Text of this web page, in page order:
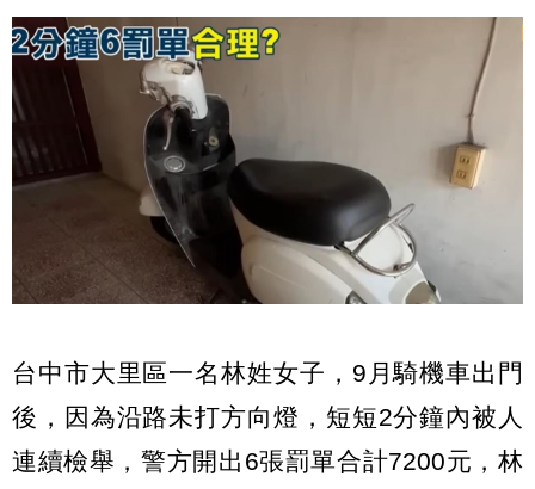
台中市大里區一名林姓女子，9月騎機車出門
後，因為沿路未打方向燈，短短2分鐘內被人
連續檢舉，警方開出6張罰單合計7200元，林